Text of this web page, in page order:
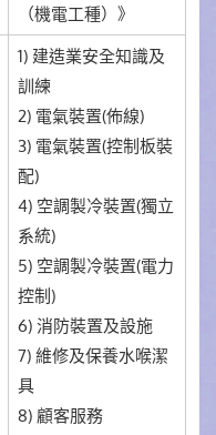
（機電工種）》
1) 建造業安全知識及
訓練
2) 電氣裝置(佈線)
3) 電氣裝置(控制板裝
配)
4) 空調製冷裝置(獨立
系統)
5) 空調製冷裝置(電力
控制)
6) 消防裝置及設施
7) 維修及保養水喉潔
具
8) 顧客服務